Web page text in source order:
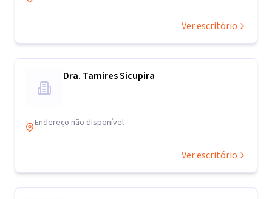
Ver escritório
Dra. Tamires Sicupira
Endereço não disponível
Ver escritório